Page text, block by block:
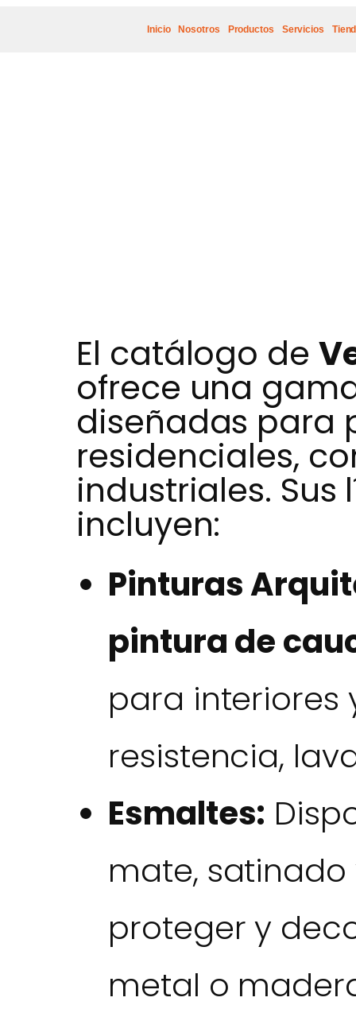
Inicio Nosotros Productos Servicios
El catálogo de
ofrece una
diseñadas para
residenciales,
industriales.
incluyen:
Pinturas
pintura de
para interiores
resistencia,
Esmaltes:
mate,
proteger y
metal o